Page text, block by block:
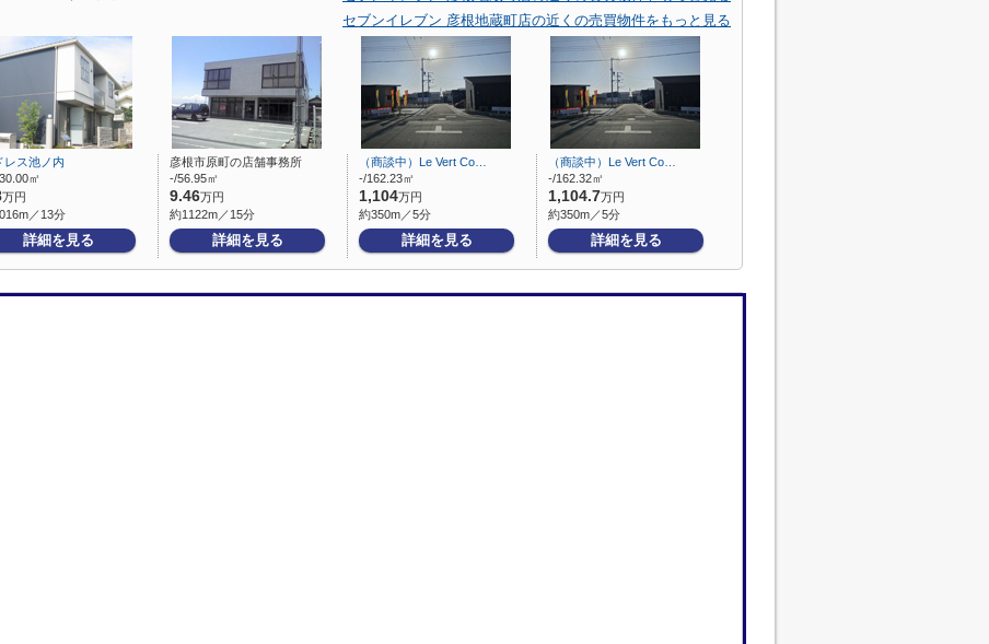
セブンイレブン 彦根地蔵町店の近くの売買物件をもっと見る
レス池ノ内
㎡
万円
／13分
詳細を見る
彦根市原町の店舗事務所
-/56.95㎡
9.46万円
約1122m／15分
詳細を見る
（商談中）Le Vert Co…
-/162.23㎡
1,104万円
約350m／5分
詳細を見る
（商談中）Le Vert Co…
-/162.32㎡
1,104.7万円
約350m／5分
詳細を見る